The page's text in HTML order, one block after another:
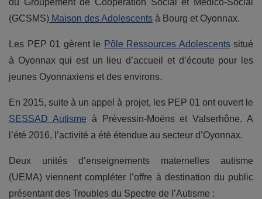
(GCSMS) Maison des Adolescents à Bourg et Oyonnax.
Les PEP 01 gèrent le Pôle Ressources Adolescentssitué
à Oyonnax qui est un lieu d’accueil et d’écoute pour les
jeunes Oyonnaxiens et des environs.
En 2015, suite à un appel à projet, les PEP 01 ont ouvert le
SESSAD Autisme à Prévessin-Moëns et Valserhône. A
l’été 2016, l’activité a été étendue au secteur d’Oyonnax.
Deux unités d’enseignements maternelles autisme
(UEMA) viennent compléter l’offre à destination du public
présentant des Troubles du Spectre de l’Autisme :